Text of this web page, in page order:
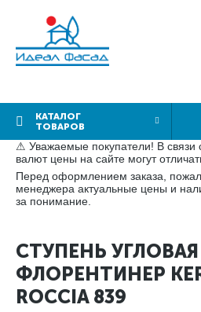
КАТАЛОГ
ТОВАРОВ
⚠ Уважаемые покупатели! В связи
валют цены на сайте могут
Перед оформлением заказа,
менеджера актуальные цены и
за понимание.
СТУПЕНЬ УГЛОВАЯ
ФЛОРЕНТИНЕР
ROCCIA 839